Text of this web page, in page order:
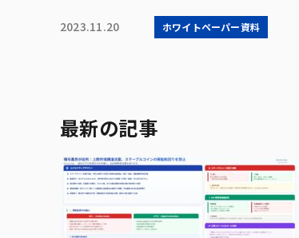
2023.11.20 ホワイトペーパー資料
最新の記事